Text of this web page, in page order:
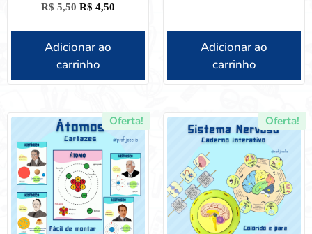
R$5,50 R$ 4,50
Adicionar ao
carrinho
Adicionar ao
carrinho
Oferta! Oferta!